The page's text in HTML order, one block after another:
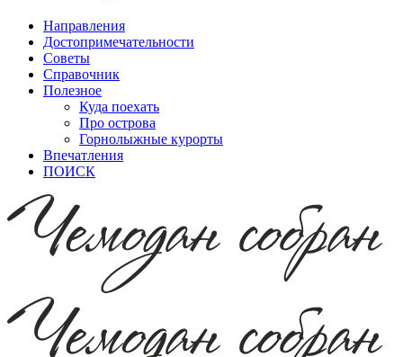
Направления
Достопримечательности
Советы
Справочник
Полезное
Куда поехать
Про острова
Горнолыжные курорты
Впечатления
ПОИСК